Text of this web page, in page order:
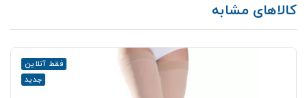
کالاهای مشابه
فقط آنلاین
جدید